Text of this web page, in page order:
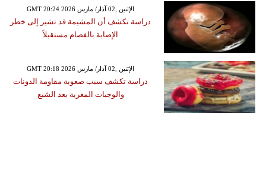
GMT 20:24 2026 الإثنين ,02 آذار/ مارس
دراسة تكشف أن المشيمة قد تشير إلى خطر
الإصابة بالفصام مستقبلاً
GMT 20:18 2026 الإثنين ,02 آذار/ مارس
دراسة تكشف سبب صعوبة مقاومة الدونات
والوجبات المغرية بعد الشبع